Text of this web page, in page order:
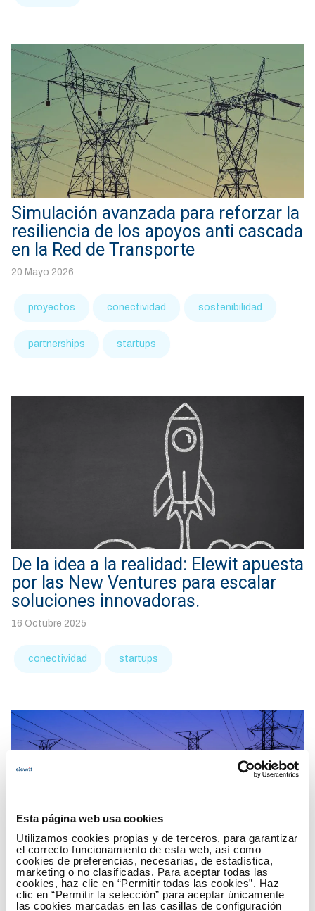
Esta página web usa cookies
Utilizamos cookies propias y de terceros, para garantizar
el correcto funcionamiento de esta web, así como
cookies de preferencias, necesarias, de estadística,
marketing o no clasificadas. Para aceptar todas las
cookies, haz clic en “Permitir todas las cookies”. Haz
clic en “Permitir la selección” para aceptar únicamente
las cookies marcadas en las casillas de configuración
Simulación avanzada para reforzar la
resiliencia de los apoyos anti cascada
en la Red de Transporte
20 Mayo 2026
proyectos conectividad sostenibilidad
partnerships startups
De la idea a la realidad: Elewit apuesta
por las New Ventures para escalar
soluciones innovadoras.
16 Octubre 2025
conectividad startups
Elewit invierte en Splight para
optimizar la capacidad de transporte